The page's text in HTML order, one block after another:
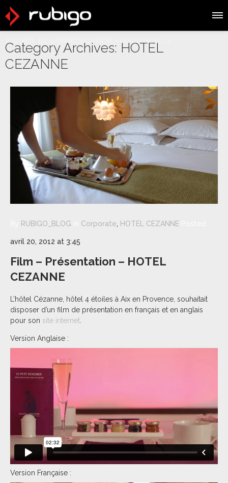
Category Archives: HOTEL
CEZANNE
RUBIGO_BLOG Corporate, HOTEL CEZANNE
avril 20, 2012 at 3:45
Film – Présentation – HOTEL
CEZANNE
L’hôtel Cézanne, hôtel 4 étoiles à Aix en Provence, souhaitait
disposer d’un film de présentation en français et en anglais
pour son site internet
Version Anglaise :
Version Française :